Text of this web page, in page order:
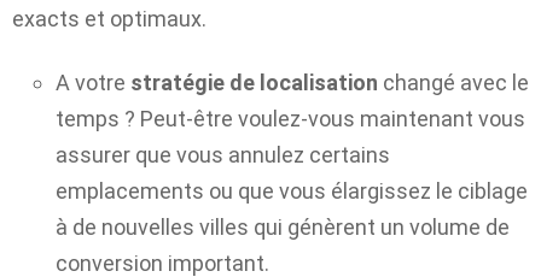
exacts et optimaux.
A votre stratégie de localisation changé avec le
temps ? Peut-être voulez-vous maintenant vous
assurer que vous annulez certains
emplacements ou que vous élargissez le ciblage
à de nouvelles villes qui génèrent un volume de
conversion important.